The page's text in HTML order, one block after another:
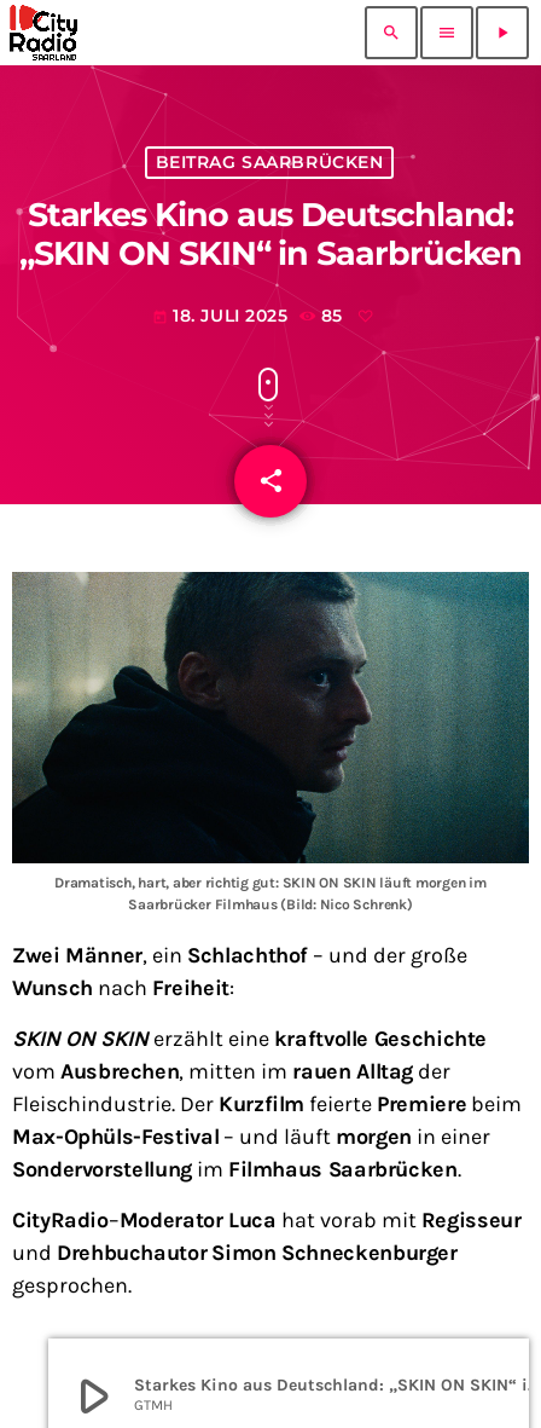
search menu play_arrow
BEITRAG SAARBRÜCKEN
Starkes Kino aus Deutschland:
„SKIN ON SKIN“ in Saarbrücken
today 18. JULI 2025 85
share
email
Dramatisch, hart, aber richtig gut: SKIN ON SKIN läuft morgen im
Saarbrücker Filmhaus (Bild: Nico Schrenk)
Zwei Männer, ein Schlachthof – und der große
Wunsch nach Freiheit:
SKIN ON SKINerzählt eine kraftvolle Geschichte
vom Ausbrechen, mitten im rauen Alltag der
Fleischindustrie. Der Kurzfilm feierte Premiere beim
Max-Ophüls-Festival – und läuft morgen in einer
Sondervorstellungim Filmhaus Saarbrücken.
CityRadio–Moderator Luca hat vorab mit Regisseur
und Drehbuchautor Simon Schneckenburger
gesprochen.
play_arrow Starkes Kino aus Deutschland: „SKIN ON SKIN“ in Saarbrücken
GTMH